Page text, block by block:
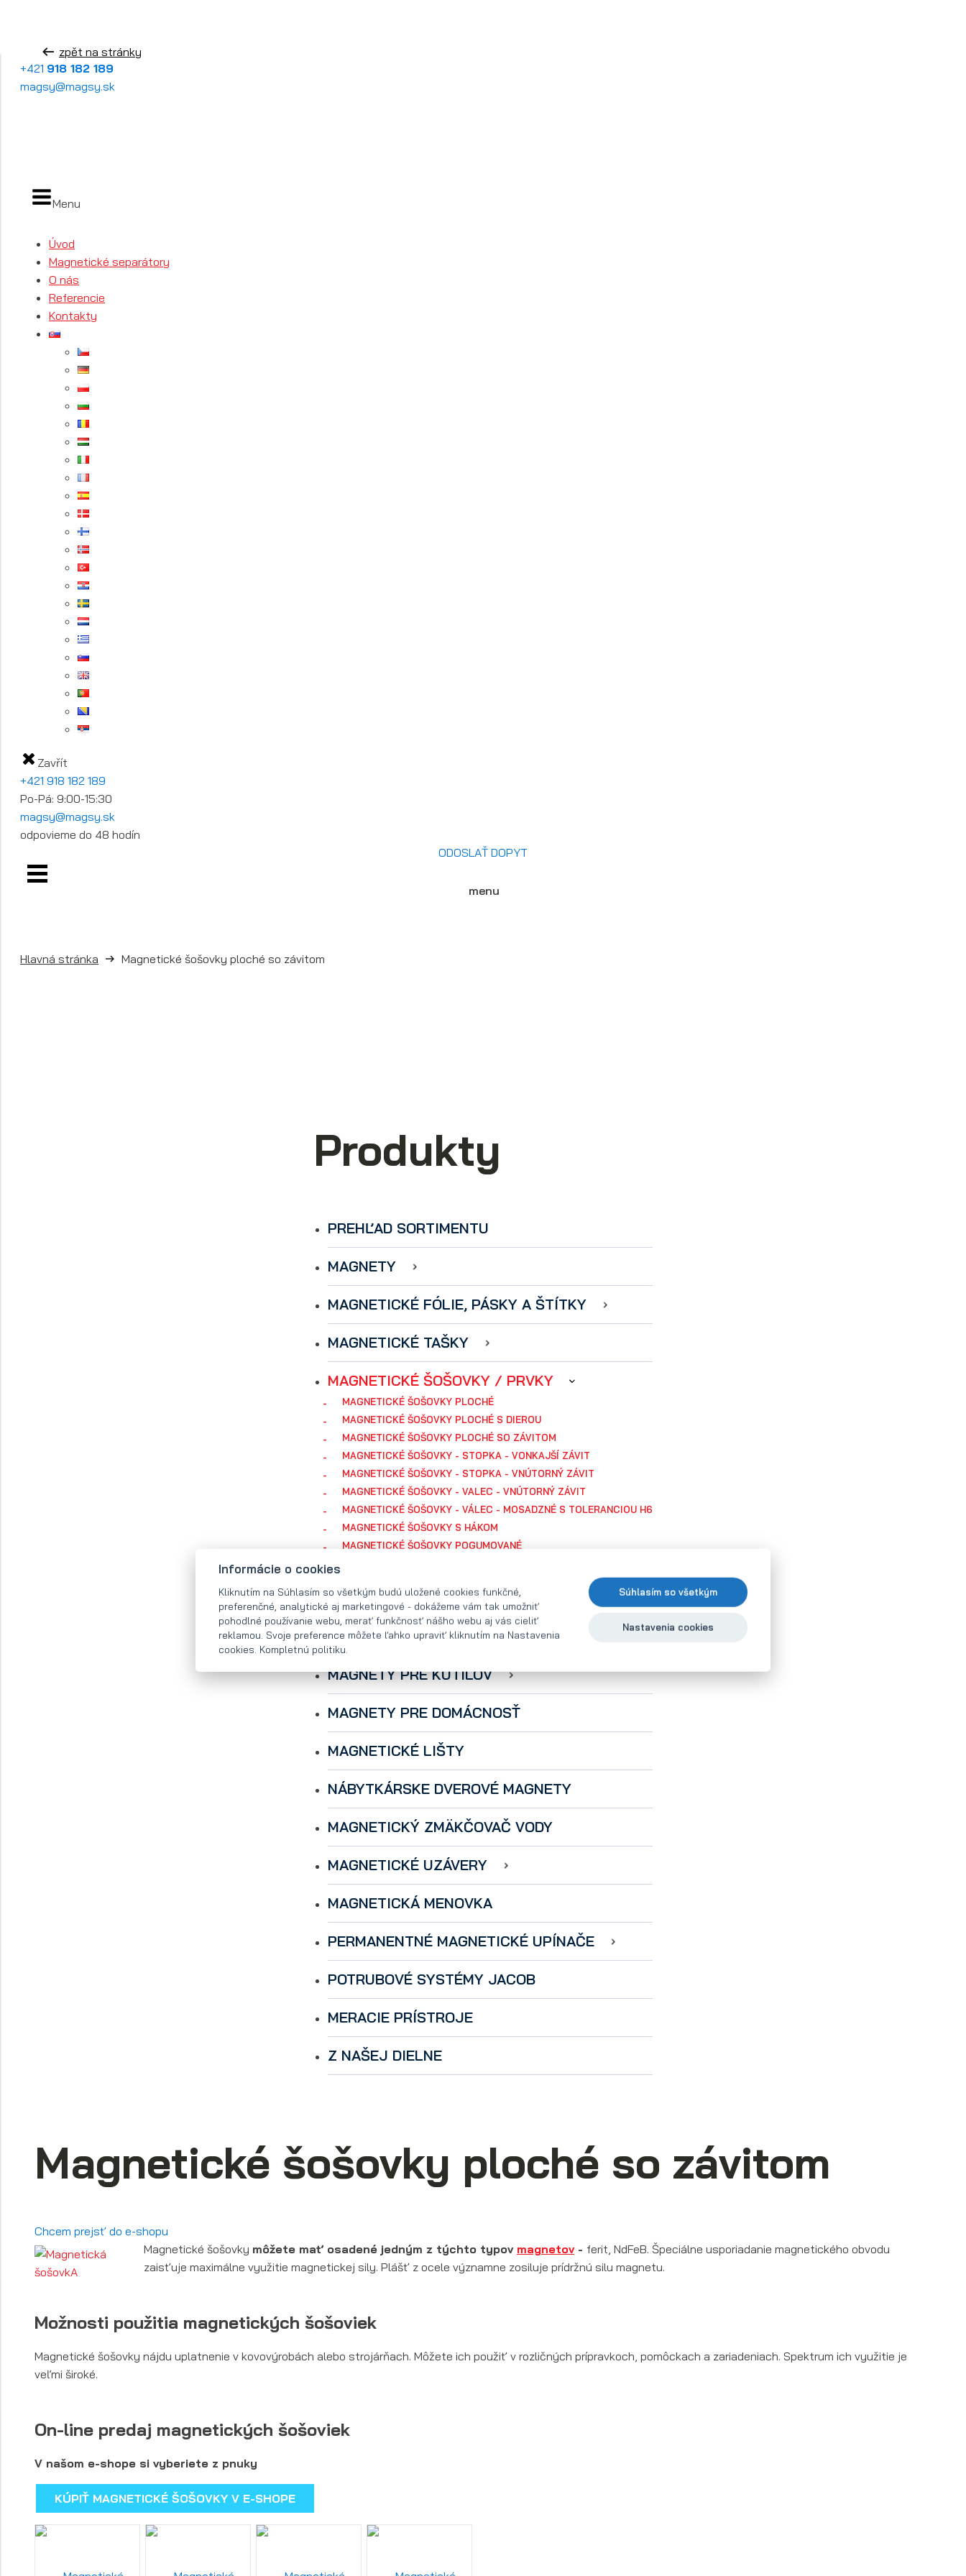
+421 918 182 189
magsy@magsy.sk
Menu
Úvod
Magnetické separátory
O nás
Referencie
Kontakty
Zavřít
+421 918 182 189
Po-Pá: 9:00-15:30
magsy@magsy.sk
odpovieme do 48 hodín
ODOSLAŤ DOPYT
menu
Hlavná stránka Magnetické šošovky ploché so závitom
Produkty
PREHĽAD SORTIMENTU
MAGNETY
MAGNETICKÉ FÓLIE, PÁSKY A ŠTÍTKY
MAGNETICKÉ TAŠKY
MAGNETICKÉ ŠOŠOVKY / PRVKY
MAGNETICKÉ ŠOŠOVKY PLOCHÉ
MAGNETICKÉ ŠOŠOVKY PLOCHÉ S DIEROU
MAGNETICKÉ ŠOŠOVKY PLOCHÉ SO ZÁVITOM
MAGNETICKÉ ŠOŠOVKY - STOPKA - VONKAJŠÍ ZÁVIT
MAGNETICKÉ ŠOŠOVKY - STOPKA - VNÚTORNÝ ZÁVIT
MAGNETICKÉ ŠOŠOVKY - VALEC - VNÚTORNÝ ZÁVIT
MAGNETICKÉ ŠOŠOVKY - VÁLEC - MOSADZNÉ S TOLERANCIOU H6
MAGNETICKÉ ŠOŠOVKY S HÁKOM
MAGNETICKÉ ŠOŠOVKY POGUMOVANÉ
KANCELÁRSKE MAGNETY
MAGNETICKÉ ČERIČE PLECHOV
MAGNETY PRE KUTILOV
MAGNETY PRE DOMÁCNOSŤ
MAGNETICKÉ LIŠTY
NÁBYTKÁRSKE DVEROVÉ MAGNETY
MAGNETICKÝ ZMÄKČOVAČ VODY
MAGNETICKÉ UZÁVERY
MAGNETICKÁ MENOVKA
PERMANENTNÉ MAGNETICKÉ UPÍNAČE
POTRUBOVÉ SYSTÉMY JACOB
MERACIE PRÍSTROJE
Z NAŠEJ DIELNE
Magnetické šošovky ploché so závitom
Chcem prejsť do e-shopu
Magnetické šošovky môžete mať osadené jedným z týchto typov magnetov- ferit, NdFeB. Špeciálne usporiadanie magnetického obvodu
zaisťuje maximálne využitie magnetickej sily. Plášť z ocele významne zosiluje prídržnú silu magnetu.
Možnosti použitia magnetických šošoviek
Magnetické šošovky nájdu uplatnenie v kovovýrobách alebo strojárňach. Môžete ich použiť v rozličných prípravkoch, pomôckach a zariadeniach. Spektrum ich využitie je
veľmi široké.
On-line predaj magnetických šošoviek
V našom e-shope si vyberiete z pnuky
KÚPIŤ MAGNETICKÉ ŠOŠOVKY V E-SHOPE
zpět na stránky
Informácie o cookies
Kliknutím na Súhlasím so všetkým budú uložené cookies funkčné,
preferenčné, analytické aj marketingové - dokážeme vám tak umožniť
pohodlné používanie webu, merať funkčnosť nášho webu aj vás cieliť
reklamou. Svoje preference môžete ľahko upraviť kliknutím na Nastavenia
cookies. Kompletnú politiku.
Súhlasím so všetkým
Nastavenia cookies